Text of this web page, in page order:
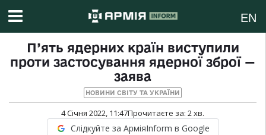
EN
П’ять ядерних країн виступили
проти застосування ядерної зброї —
заява
НОВИНИ СВІТУ ТА УКРАЇНИ
4 Січня 2022, 11:47Прочитаєте за: 2хв.
Слідкуйте за АрміяInform в Google